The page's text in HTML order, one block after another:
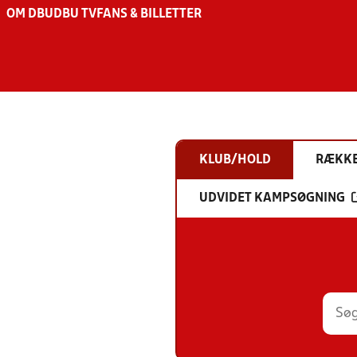
OM DBU DBU TV FANS & BILLETTER
KLUB/HOLD
UDVIDET KAMPSØGNING